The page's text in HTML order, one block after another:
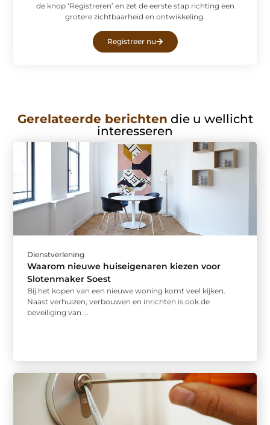
de knop ‘Registreren’ en zet de eerste stap richting een
grotere zichtbaarheid en ontwikkeling.
Registreer nu
Gerelateerde berichten die u wellicht
interesseren
Dienstverlening
Waarom nieuwe huiseigenaren kiezen voor
Slotenmaker Soest
Bij het kopen van een nieuwe woning komt veel kijken.
Naast verhuizen, verbouwen en inrichten is ook de
beveiliging van ...